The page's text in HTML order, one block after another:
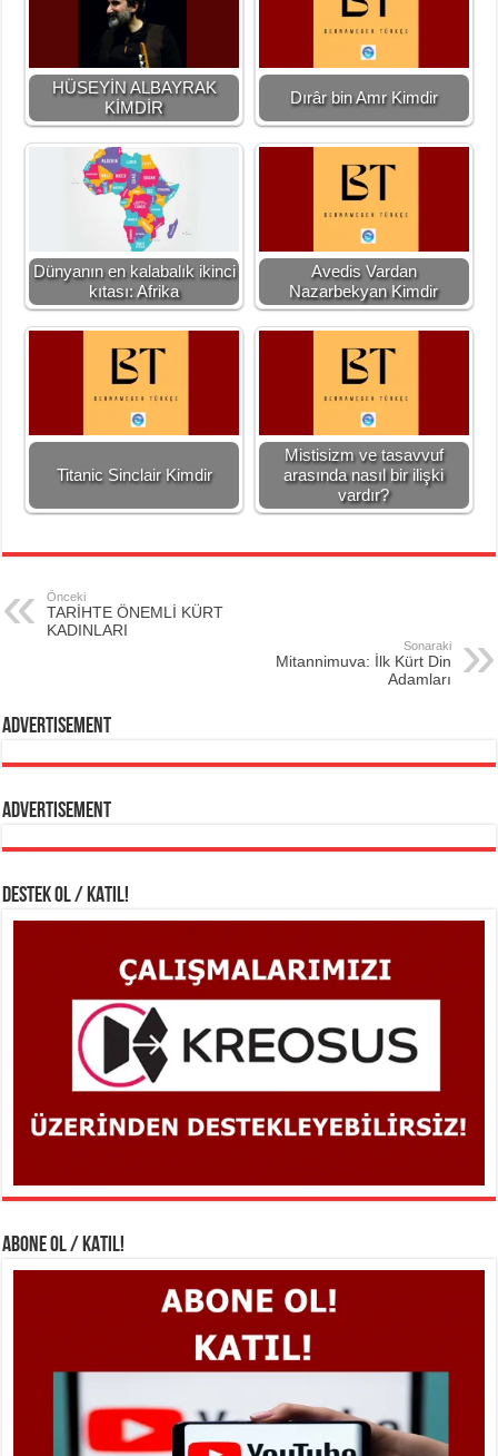
HÜSEYİN ALBAYRAK
KİMDİR
Dırâr bin Amr Kimdir
Dünyanın en kalabalık ikinci
kıtası: Afrika
Avedis Vardan
Nazarbekyan Kimdir
Titanic Sinclair Kimdir
Mistisizm ve tasavvuf
arasında nasıl bir ilişki
vardır?
Önceki
TARİHTE ÖNEMLİ KÜRT
KADINLARI
Sonaraki
Mitannimuva: İlk Kürt Din
Adamları
Advertisement
Advertisement
DESTEK OL / KATIL!
ABONE OL / KATIL!